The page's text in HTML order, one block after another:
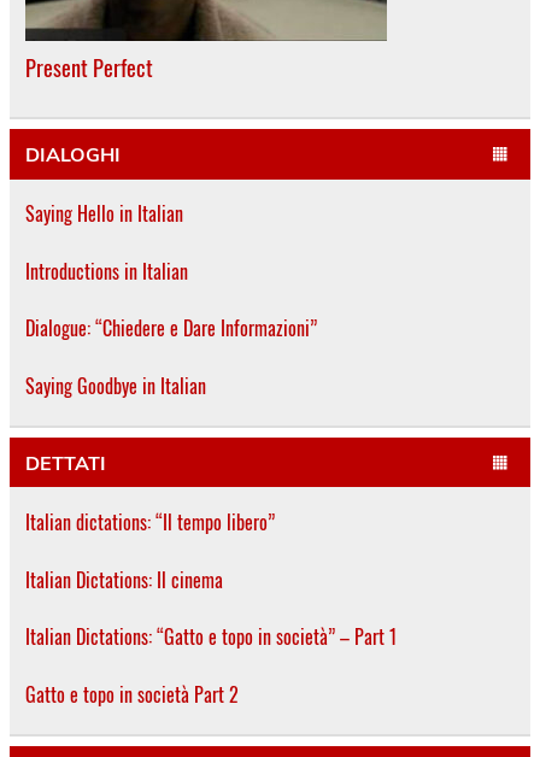
Present Perfect
DIALOGHI
Saying Hello in Italian
Introductions in Italian
Dialogue: “Chiedere e Dare Informazioni”
Saying Goodbye in Italian
DETTATI
Italian dictations: “Il tempo libero”
Italian Dictations: Il cinema
Italian Dictations: “Gatto e topo in società” – Part 1
Gatto e topo in società Part 2